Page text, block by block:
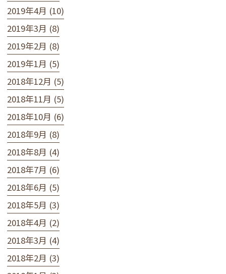
2019年4月 (10)
2019年3月 (8)
2019年2月 (8)
2019年1月 (5)
2018年12月 (5)
2018年11月 (5)
2018年10月 (6)
2018年9月 (8)
2018年8月 (4)
2018年7月 (6)
2018年6月 (5)
2018年5月 (3)
2018年4月 (2)
2018年3月 (4)
2018年2月 (3)